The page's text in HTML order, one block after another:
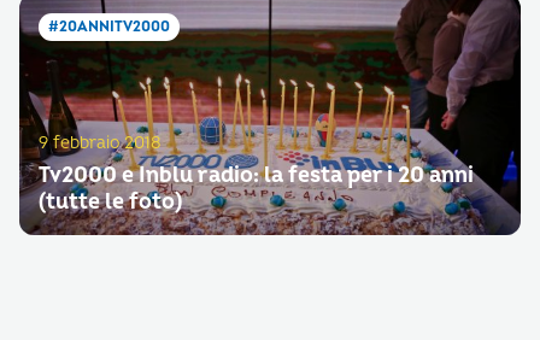
#20ANNITV2000
9 febbraio 2018
Tv2000 e Inblu radio: la festa per i 20 anni
(tutte le foto)